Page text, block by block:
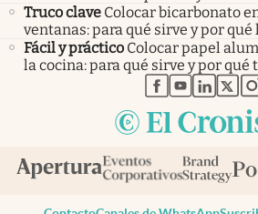
Truco clave Colocar bicarbonato
ventanas: para qué sirve y por
Fácil y práctico Colocar papel
la cocina: para qué sirve y por
abre en nueva
abre en
abre